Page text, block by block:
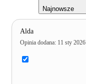
Najnowsze
Alda
Opinia dodana: 11 sty 2026